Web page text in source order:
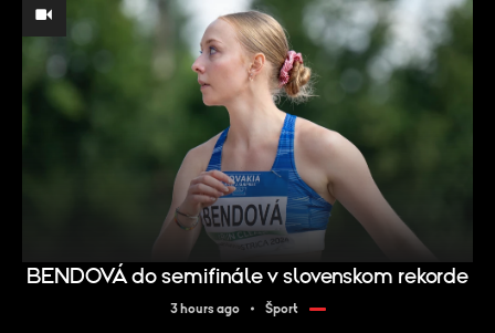
BENDOVÁ do semifinále v slovenskom rekorde
3 hours ago Šport